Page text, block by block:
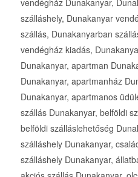
vendégház Dunakanyar,
szálláshely, Dunakanyar
szállás, Dunakanyarban
vendégház kiadás,
Dunakanyar, apartman
Dunakanyar, apartmanház
Dunakanyar, apartmanos
szállás Dunakanyar, belföldi
belföldi szálláslehetőség
szálláshely Dunakanyar,
szálláshely Dunakanyar,